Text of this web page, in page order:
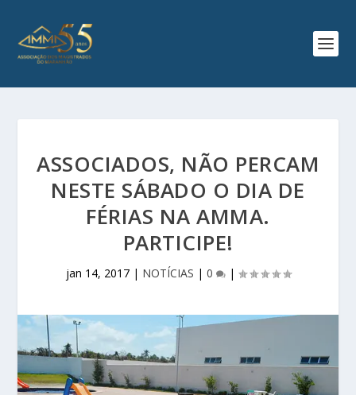
ASSOCIADOS, NÃO PERCAM
NESTE SÁBADO O DIA DE
FÉRIAS NA AMMA.
PARTICIPE!
jan 14, 2017| NOTÍCIAS | 0 |